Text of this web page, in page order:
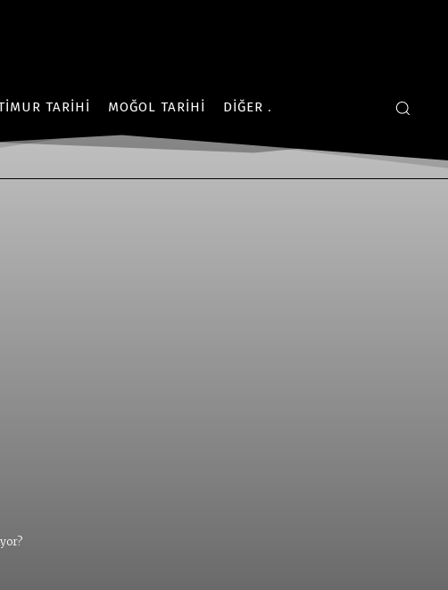
TARIHI MOĞOL TARIHI DIĞER